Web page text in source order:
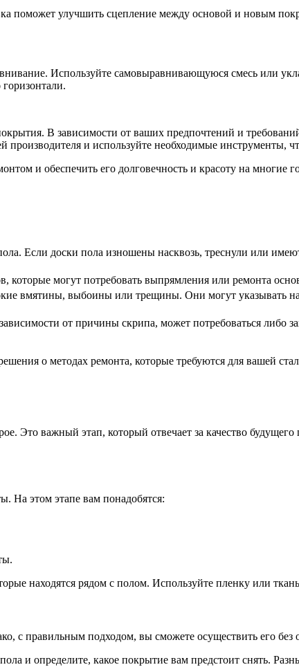
поможет улучшить сцепление между основой и новым
Используйте самовыравнивающуюся смесь или
В зависимости от ваших предпочтений и
производителя и используйте необходимые инструменты,
и обеспечить его долговечность и красоту на многие
Если доски пола изношены насквозь, треснули или
могут потребовать выпрямления или ремонта
вмятины, выбоины или трещины. Они могут указывать
от причины скрипа, может потребоваться либо
о методах ремонта, которые требуются для вашей
Это важный этап, который отвечает за качество будущего
На этом этапе вам понадобятся:
находятся рядом с полом. Используйте пленку или
с правильным подходом, вы сможете осуществить его
и определите, какое покрытие вам предстоит снять.